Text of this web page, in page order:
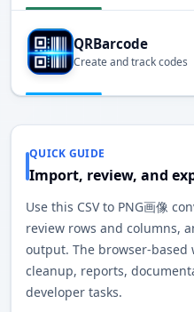
QRBarcode
Create and track codes
QUICK GUIDE
Import, review, and
Use this CSV to PNG画像
review rows and columns,
output. The browser-
cleanup, reports,
developer tasks.